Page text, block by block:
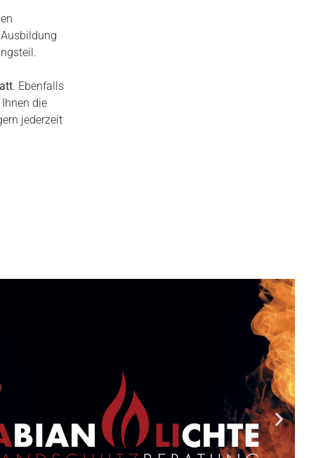
. Ebenfalls
die
jederzeit